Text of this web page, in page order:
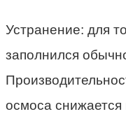
Устранение: для
заполнился
осмоса снижается